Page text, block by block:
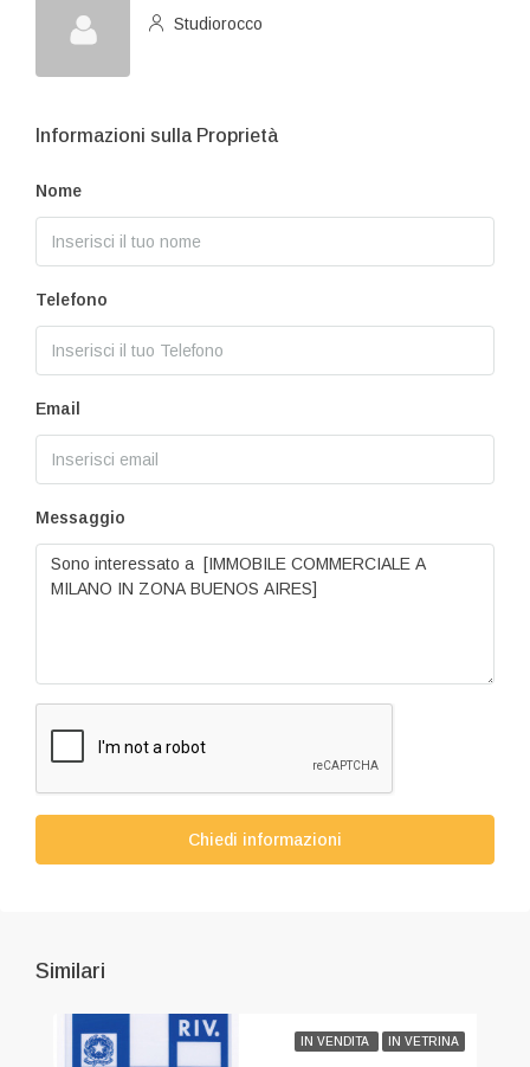
Studiorocco
Informazioni sulla Proprietà
Nome
Telefono
Email
Messaggio
Chiedi informazioni
Similari
IN VENDITA IN VETRINA